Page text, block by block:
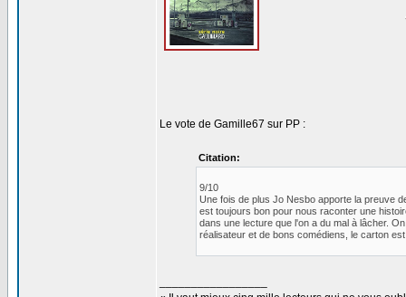
Le vote de Gamille67 sur PP :
Citation:
9/10
Une fois de plus Jo Nesbo apporte la preuve
est toujours bon pour nous raconter une
dans une lecture que l'on a du mal à lâcher.
réalisateur et de bons comédiens, le carton